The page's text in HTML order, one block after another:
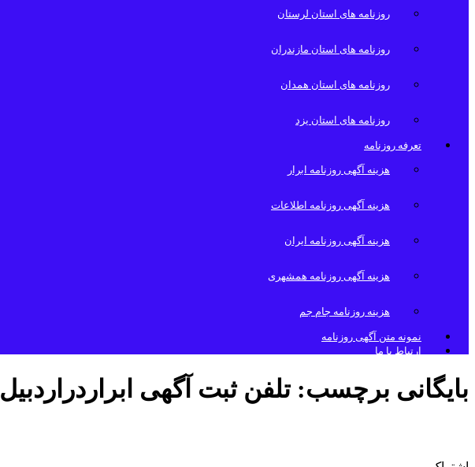
روزنامه های استان لرستان
روزنامه های استان مازندران
روزنامه های استان همدان
روزنامه های استان یزد
تعرفه روزنامه
هزینه آگهی روزنامه ابرار
هزینه آگهی روزنامه اطلاعات
هزینه آگهی روزنامه ایران
هزینه آگهی روزنامه همشهری
هزینه روزنامه جام جم
نمونه متن آگهی روزنامه
ارتباط با ما
بایگانی برچسب:تلفن ثبت آگهی ابراردراردبیل